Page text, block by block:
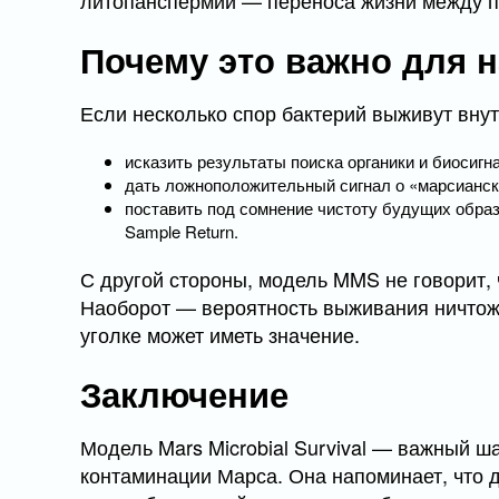
Почему это важно для
Если несколько спор бактерий выживут
исказить результаты поиска органики и
дать ложноположительный сигнал о
поставить под сомнение чистоту будущих
Sample Return.
С другой стороны, модель MMS не
Наоборот — вероятность выживания
уголке может иметь значение.
Заключение
Модель Mars Microbial Survival — важный
контаминации Марса. Она напоминает, что